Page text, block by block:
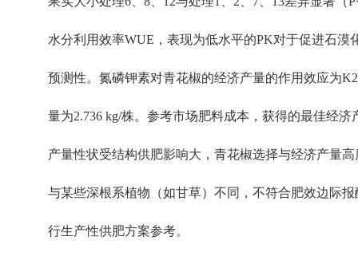
水分利用效率WUE，表现为低水平的PK对于促进石
预测性。氮磷钾素对青花椒的经济产量的作用效应为
量为2.736 kg/株。参考市场肥料成本，获得的最佳经济
产量性状受结构供肥影响大，青花椒选择与经济产量
与某些深根系植物（如甘草）不同，不符合肥效边际
行生产性供肥方案参考。